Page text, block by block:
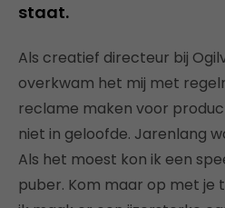
staat.
Als creatief directeur bij
overkwam het mij met
reclame maken voor
niet in geloofde. Jarenlang
Als het moest kon ik een
puber. Kom maar op met je